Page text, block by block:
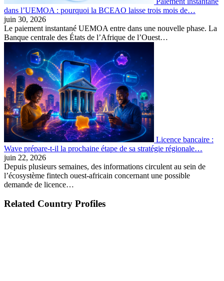
dans l’UEMOA : pourquoi la BCEAO laisse trois mois de…
juin 30, 2026
Le paiement instantané UEMOA entre dans une nouvelle phase. La
Banque centrale des États de l’Afrique de l’Ouest…
Licence bancaire :
Wave prépare-t-il la prochaine étape de sa stratégie régionale…
juin 22, 2026
Depuis plusieurs semaines, des informations circulent au sein de
l’écosystème fintech ouest-africain concernant une possible
demande de licence…
Related Country Profiles